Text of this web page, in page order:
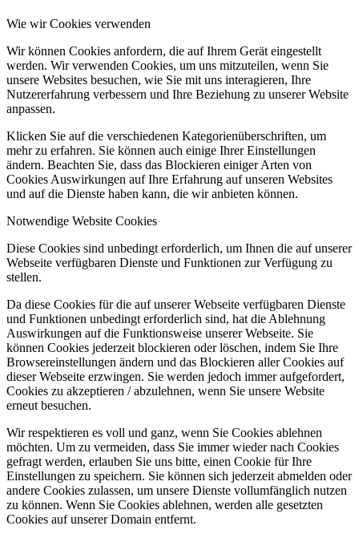
Wie wir Cookies verwenden
Wir können Cookies anfordern, die auf Ihrem Gerät eingestellt
werden. Wir verwenden Cookies, um uns mitzuteilen, wenn Sie
unsere Websites besuchen, wie Sie mit uns interagieren, Ihre
Nutzererfahrung verbessern und Ihre Beziehung zu unserer Website
anpassen.
Klicken Sie auf die verschiedenen Kategorienüberschriften, um
mehr zu erfahren. Sie können auch einige Ihrer Einstellungen
ändern. Beachten Sie, dass das Blockieren einiger Arten von
Cookies Auswirkungen auf Ihre Erfahrung auf unseren Websites
und auf die Dienste haben kann, die wir anbieten können.
Notwendige Website Cookies
Diese Cookies sind unbedingt erforderlich, um Ihnen die auf unserer
Webseite verfügbaren Dienste und Funktionen zur Verfügung zu
stellen.
Da diese Cookies für die auf unserer Webseite verfügbaren Dienste
und Funktionen unbedingt erforderlich sind, hat die Ablehnung
Auswirkungen auf die Funktionsweise unserer Webseite. Sie
können Cookies jederzeit blockieren oder löschen, indem Sie Ihre
Browsereinstellungen ändern und das Blockieren aller Cookies auf
dieser Webseite erzwingen. Sie werden jedoch immer aufgefordert,
Cookies zu akzeptieren / abzulehnen, wenn Sie unsere Website
erneut besuchen.
Wir respektieren es voll und ganz, wenn Sie Cookies ablehnen
möchten. Um zu vermeiden, dass Sie immer wieder nach Cookies
gefragt werden, erlauben Sie uns bitte, einen Cookie für Ihre
Einstellungen zu speichern. Sie können sich jederzeit abmelden oder
andere Cookies zulassen, um unsere Dienste vollumfänglich nutzen
zu können. Wenn Sie Cookies ablehnen, werden alle gesetzten
Cookies auf unserer Domain entfernt.